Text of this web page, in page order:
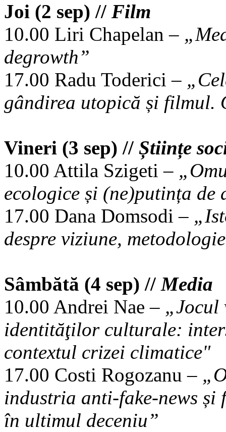
Joi (2 sep) // Film
10.00 Liri Chapelan –
degrowth”
17.00 Radu Toderici –
gândirea utopică și filmul.
Vineri (3 sep) // Științe
10.00 Attila Szigeti –
ecologice și (ne)putința de
17.00 Dana Domsodi –
despre viziune,
Sâmbătă (4 sep) //Media
10.00 Andrei Nae – „Jocul
identităţilor culturale:
contextul crizei climatice"
17.00 Costi Rogozanu –
industria anti-fake-news și
în ultimul deceniu”